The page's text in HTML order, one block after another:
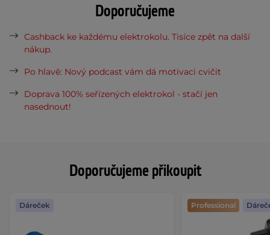
Doporučujeme přikoupit
Dáreček Professional
Doporučujeme
Cashback ke každému elektrokolu. Tisíce zpět na další
nákup.
Po hlavě: Nový podcast vám dá motivaci cvičit
Doprava 100% seřízených elektrokol - stačí jen
nasednout!